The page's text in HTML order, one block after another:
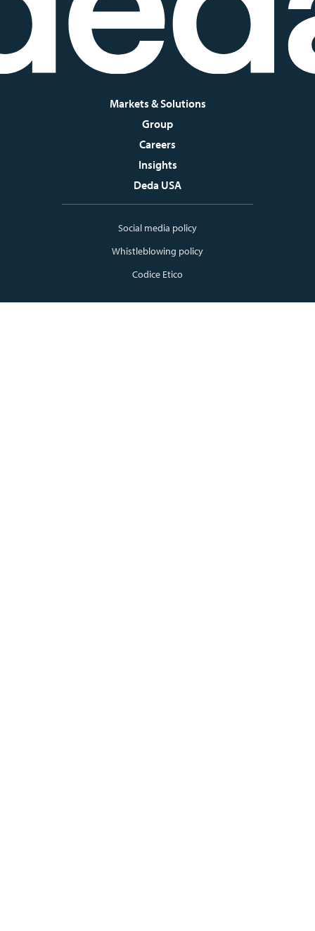
Markets & Solutions
Group
Careers
Insights
Deda USA
Social media policy
Whistleblowing policy
Codice Etico